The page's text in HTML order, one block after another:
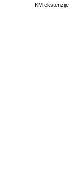
KM ekstenzije